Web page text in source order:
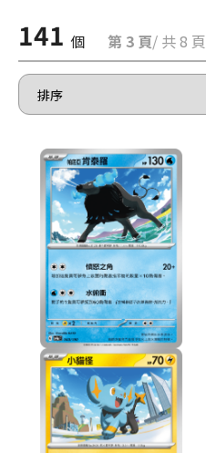
141 個 第 3 頁/ 共 8 頁